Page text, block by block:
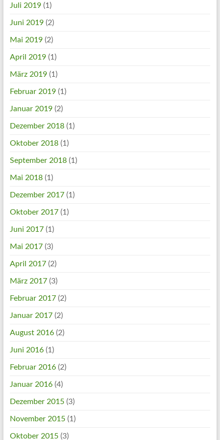
Juli 2019(1)
Juni 2019(2)
Mai 2019(2)
April 2019(1)
März 2019(1)
Februar 2019(1)
Januar 2019(2)
Dezember 2018(1)
Oktober 2018(1)
September 2018(1)
Mai 2018(1)
Dezember 2017(1)
Oktober 2017(1)
Juni 2017(1)
Mai 2017(3)
April 2017(2)
März 2017(3)
Februar 2017(2)
Januar 2017(2)
August 2016(2)
Juni 2016(1)
Februar 2016(2)
Januar 2016(4)
Dezember 2015(3)
November 2015(1)
Oktober 2015(3)